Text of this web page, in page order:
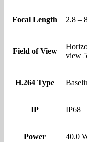
Focal Length 2.8 –
Field of View
view
H.264 Type
IP IP68
Power 40.0